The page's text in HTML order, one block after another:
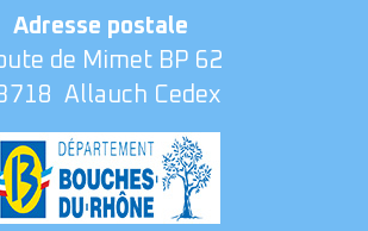
Adresse postale
de Mimet BP 62
Allauch Cedex